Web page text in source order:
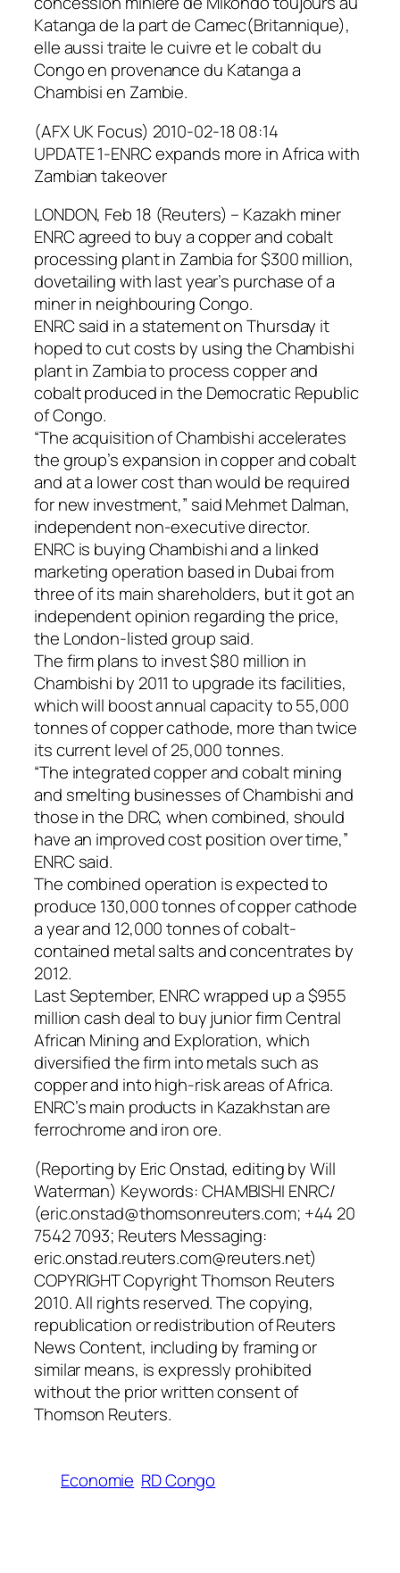
Katanga de la part de Camec(Britannique),
elle aussi traite le cuivre et le cobalt du
Congo en provenance du Katanga a
Chambisi en Zambie.
(AFX UK Focus) 2010-02-18 08:14
UPDATE 1-ENRC expands more in Africa with
Zambian takeover
LONDON, Feb 18 (Reuters) – Kazakh miner
ENRC agreed to buy a copper and cobalt
processing plant in Zambia for $300 million,
dovetailing with last year’s purchase of a
miner in neighbouring Congo.
ENRC said in a statement on Thursday it
hoped to cut costs by using the Chambishi
plant in Zambia to process copper and
cobalt produced in the Democratic Republic
of Congo.
“The acquisition of Chambishi accelerates
the group’s expansion in copper and cobalt
and at a lower cost than would be required
for new investment,” said Mehmet Dalman,
independent non-executive director.
ENRC is buying Chambishi and a linked
marketing operation based in Dubai from
three of its main shareholders, but it got an
independent opinion regarding the price,
the London-listed group said.
The firm plans to invest $80 million in
Chambishi by 2011 to upgrade its facilities,
which will boost annual capacity to 55,000
tonnes of copper cathode, more than twice
its current level of 25,000 tonnes.
“The integrated copper and cobalt mining
and smelting businesses of Chambishi and
those in the DRC, when combined, should
have an improved cost position over time,”
ENRC said.
The combined operation is expected to
produce 130,000 tonnes of copper cathode
a year and 12,000 tonnes of cobalt-
contained metal salts and concentrates by
2012.
Last September, ENRC wrapped up a $955
million cash deal to buy junior firm Central
African Mining and Exploration, which
diversified the firm into metals such as
copper and into high-risk areas of Africa.
ENRC’s main products in Kazakhstan are
ferrochrome and iron ore.
(Reporting by Eric Onstad, editing by Will
Waterman) Keywords: CHAMBISHI ENRC/
(eric.onstad@thomsonreuters.com; +44 20
7542 7093; Reuters Messaging:
eric.onstad.reuters.com@reuters.net)
COPYRIGHT Copyright Thomson Reuters
2010. All rights reserved. The copying,
republication or redistribution of Reuters
News Content, including by framing or
similar means, is expressly prohibited
without the prior written consent of
Thomson Reuters.
Economie RD Congo